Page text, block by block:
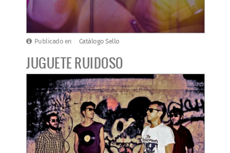
Publicado en Catálogo Sello
JUGUETE RUIDOSO